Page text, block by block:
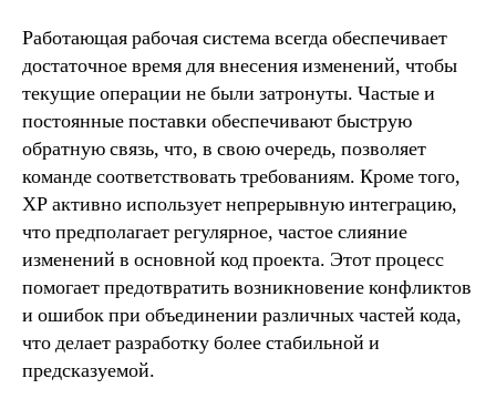
Работающая рабочая система всегда обеспечивает
достаточное время для внесения изменений, чтобы
текущие операции не были затронуты. Частые и
постоянные поставки обеспечивают быструю
обратную связь, что, в свою очередь, позволяет
команде соответствовать требованиям. Кроме того,
XP активно использует непрерывную интеграцию,
что предполагает регулярное, частое слияние
изменений в основной код проекта. Этот процесс
помогает предотвратить возникновение конфликтов
и ошибок при объединении различных частей кода,
что делает разработку более стабильной и
предсказуемой.